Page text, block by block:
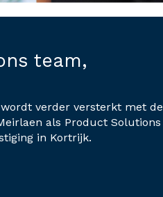
team,
verder versterkt met de
als Product Solutions
in Kortrijk.